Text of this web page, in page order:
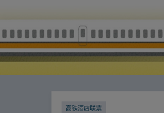
高铁酒店联票